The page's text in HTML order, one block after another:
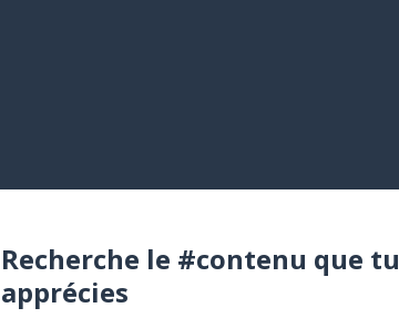
Recherche le #contenu que tu
apprécies